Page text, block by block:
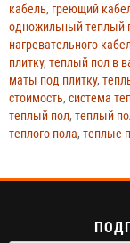
кабель, греющий
одножильный теплый
нагревательного
плитку, теплый пол в
маты под плитку,
стоимость, система
теплый пол, теплый
теплого пола, теплые